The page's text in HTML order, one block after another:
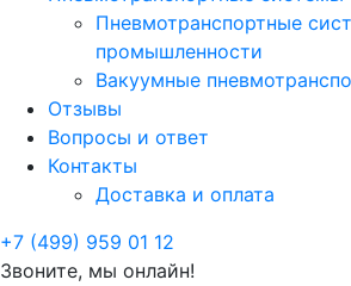
Пневмотранспортные
промышленности
Вакуумные
Отзывы
Вопросы и ответ
Контакты
Доставка и оплата
+7 (499) 959 01 12
Звоните, мы онлайн!